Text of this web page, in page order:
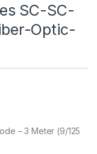
SC-SC-
Optic-
– 3 Meter (9/125